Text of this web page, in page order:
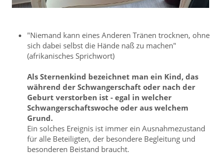
"Niemand kann eines Anderen Tränen trocknen, ohne
sich dabei selbst die Hände naß zu machen"
(afrikanisches Sprichwort)
Als Sternenkind bezeichnet man ein Kind, das
während der Schwangerschaft oder nach der
Geburt verstorben ist - egal in welcher
Schwangerschaftswoche oder aus welchem
Grund.
Ein solches Ereignis ist immer ein Ausnahmezustand
für alle Beteiligten, der besondere Begleitung und
besonderen Beistand braucht.